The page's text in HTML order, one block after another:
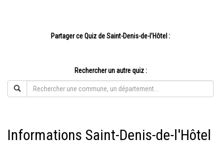
Partager ce Quiz de Saint-Denis-de-l'Hôtel :
Rechercher un autre quiz :
Informations Saint-Denis-de-l'Hôtel